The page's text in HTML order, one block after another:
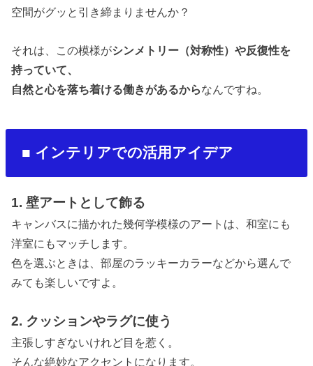
空間がグッと引き締まりませんか？
それは、この模様がシンメトリー（対称性）や反復性を
持っていて、
自然と心を落ち着ける働きがあるからなんですね。
■ インテリアでの活用アイデア
1.壁アートとして飾る
キャンバスに描かれた幾何学模様のアートは、和室にも
洋室にもマッチします。
色を選ぶときは、部屋のラッキーカラーなどから選んで
みても楽しいですよ。
2. クッションやラグに使う
主張しすぎないけれど目を惹く。
そんな絶妙なアクセントになります。